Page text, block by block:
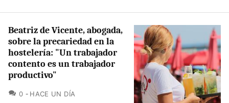
Beatriz de Vicente, abogada,
sobre la precariedad en la
hostelería: "Un trabajador
contento es un trabajador
productivo"
0 COMENTARIOS
HACE UN DÍA